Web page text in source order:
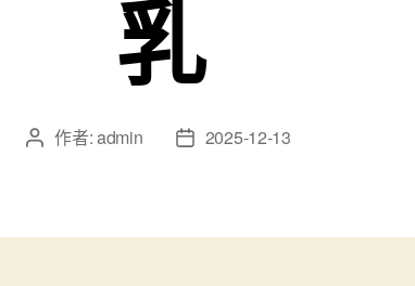
乳
文 作者:admin
文
日
2025-12-13